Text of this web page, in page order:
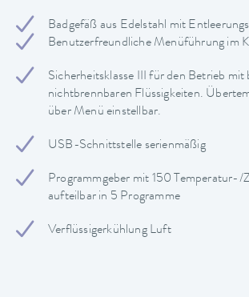
Badgefäß aus Edelstahl mit
Benutzerfreundliche Menüführung im
Sicherheitsklasse III für den Betrieb mit
nichtbrennbaren Flüssigkeiten.
über Menü einstellbar.
USB-Schnittstelle serienmäßig
Programmgeber mit 150 Temperatur-/
aufteilbar in 5 Programme
Verflüssigerkühlung Luft